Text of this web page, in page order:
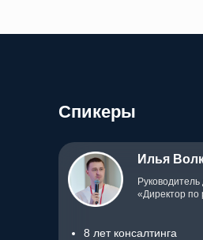
Спикеры
«Директор по
Илья
8 лет консалтинга